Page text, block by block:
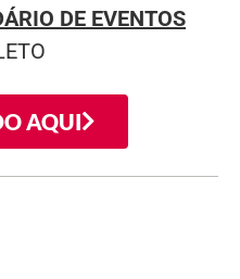
DE EVENTOS
AQUI